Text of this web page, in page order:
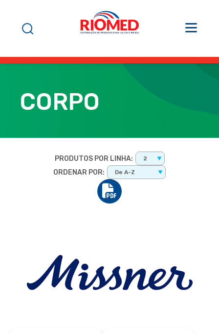
CORPO
PRODUTOS POR LINHA: 2
ORDENAR POR: De A-Z